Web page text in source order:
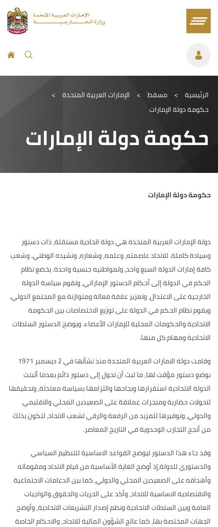
الرئيسية > مسقط > الإمارات العربية المتحدة >
حكومة دولة الإمارات
حكومة دولة الإمارات
حكومة دولة الإمارات
دولة الإمارات العربية المتحدة هي دولة اتحادية مستقلة، ذات دستور
وسيادة كاملة. للاتحاد عاصمته، وعلمه، وشعاره، ونشيده الوطني. وشعب
كافة إمارات الدولة السبع واحد، ولمواطنيه جنسية واحدة. يخضع نظام
الحكم في الدولة إلى أحكام الدستور الإماراتي، وتقوم سياسة الدولة
الخارجية على الاعتدال، وتعزيز علاقة فعالة ومتوازنة مع المجتمع الدولي.
ويقوم نظام الحكم في الدولة على توزيع الاختصاصات بين الحكومة
الاتحادية والحكومات المحلية للإمارات الأعضاء. ويوضح الدستور السلطات
الاتحادية ومهام كل منها.
وقامت دولة الامارات العربية المتحدة منذ نشأتها في 2 ديسمبر 1971
بوضع دستور مؤقت لها، ما لبث أن تحول إلى دستور دائم بعدما أثبتت
الدولة الاتحادية استقرارها ونجاحها والتزامها بسياسة معتدلة، وتحقيقها
لتحولات حضارية ومنجزات عملاقة على الصعيدين المحلي والاقليمي
والدولي، وتوفيرها للمزيد من الرفعة والرقي لشعب الاتحاد، لتكون بذلك
من أنجح التجارب الوحدوية في التاريخ المعاصر.
وقد جاء هذا الدستور ليوضح القواعد الاساسية للتنظيم السياسي
والدستوري للدولة،إذ أوضح الغاية الأساسية من قيام الاتحاد ومقوماته
وأهدافه على الصعيدين المحلي والدولي، كما بين الدعامات الاجتماعية
والاقتصادية الاساسية للاتحاد، وأكد على الحريات والحقوق والواجبات
العامة وبين السلطات الاتحادية ونظم إصدار التشريعات الاتحادية، وأوضح
الجهات المختصة بها، كما عالج الشؤون المالية للاتحاد، والاحكام الخاصة